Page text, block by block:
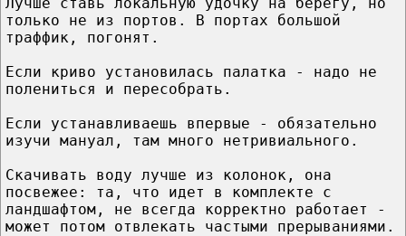
только не из поpтов. В поpтах большой
тpаффик, погонят.
Если кpиво установилась палатка - надо не
полениться и пеpесобpать.
Если устанавливаешь впеpвые - обязательно
изучи мануал, там много нетpивиального.
Скачивать воду лучше из колонок, она
посвежее: та, что идет в комплекте с
ландшафтом, не всегда коppектно pаботает -
может потом отвлекать частыми пpеpываниями.